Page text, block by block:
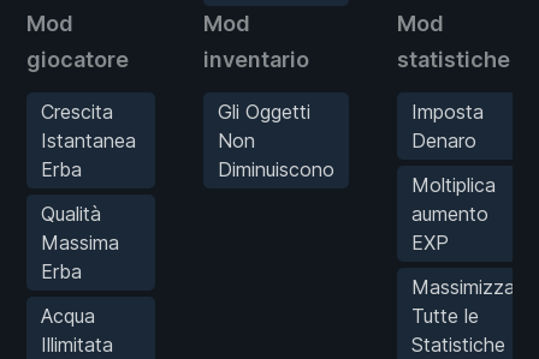
Mod
giocatore
Crescita
Istantanea
Erba
Qualità
Massima
Erba
Acqua
Illimitata
Mod
inventario
Gli Oggetti
Non
Diminuiscono
Mod
statistiche
Imposta
Denaro
Moltiplica
aumento
EXP
Massimizza
Tutte le
Statistiche